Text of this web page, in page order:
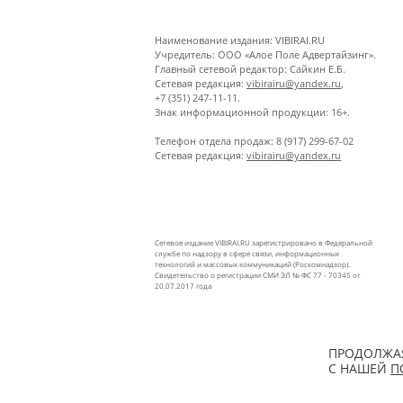
Наименование издания: VIBIRAI.RU
Учредитель: ООО «Алое Поле Адвертайзинг».
Главный сетевой редактор: Сайкин Е.Б.
Сетевая редакция: vibirairu@yandex.ru
+7 (351) 247-11-11.
Знак информационной продукции: 16+.
Телефон отдела продаж: 8 (917) 299-67-02
Сетевая редакция: vibirairu@yandex.ru
Сетевое издание VIBIRAI.RU зарегистрировано в Федеральной
службе по надзору в сфере связи, информационных
технологий и массовых коммуникаций (Роскомнадзор).
Свидетельство о регистрации СМИ ЭЛ № ФС 77 - 70345 от
20.07.2017 года
С НАШЕЙ